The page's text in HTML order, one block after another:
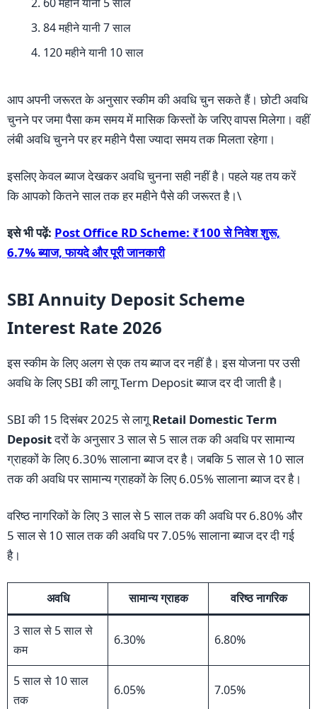
60 महीने यानी 5 साल
84 महीने यानी 7 साल
120 महीने यानी 10 साल
आप अपनी जरूरत के अनुसार स्कीम की अवधि चुन सकते हैं। छोटी अवधि
चुनने पर जमा पैसा कम समय में मासिक किस्तों के जरिए वापस मिलेगा। वहीं
लंबी अवधि चुनने पर हर महीने पैसा ज्यादा समय तक मिलता रहेगा।
इसलिए केवल ब्याज देखकर अवधि चुनना सही नहीं है। पहले यह तय करें
कि आपको कितने साल तक हर महीने पैसे की जरूरत है।\
इसे भी पढ़ें: Post Office RD Scheme: ₹100 से निवेश शुरू,
6.7% ब्याज, फायदे और पूरी जानकारी
SBI Annuity Deposit Scheme
Interest Rate 2026
इस स्कीम के लिए अलग से एक तय ब्याज दर नहीं है। इस योजना पर उसी
अवधि के लिए SBI की लागू Term Deposit ब्याज दर दी जाती है।
SBI की 15 दिसंबर 2025 से लागू Retail Domestic Term
Depositदरों के अनुसार 3 साल से 5 साल तक की अवधि पर सामान्य
ग्राहकों के लिए 6.30% सालाना ब्याज दर है। जबकि 5 साल से 10 साल
तक की अवधि पर सामान्य ग्राहकों के लिए 6.05% सालाना ब्याज दर है।
वरिष्ठ नागरिकों के लिए 3 साल से 5 साल तक की अवधि पर 6.80% और
5 साल से 10 साल तक की अवधि पर 7.05% सालाना ब्याज दर दी गई
है।
अवधि सामान्य ग्राहक वरिष्ठ नागरिक
3 साल से 5 साल से
कम
6.30% 6.80%
5 साल से 10 साल
तक
6.05% 7.05%